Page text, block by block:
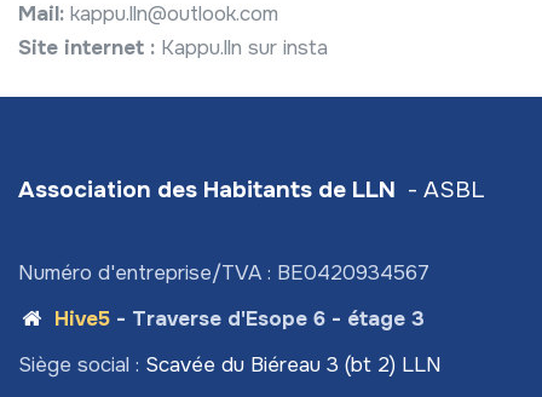
Mail: kappu.lln@outlook.com
Site internet : Kappu.lln sur insta
Association des Habitants de LLN - ASBL
Numéro d'entreprise/TVA : BE0420934567
Hive5- Traverse d'Esope 6 - étage 3
Siège social : Scavée du Biéreau 3 (bt 2) LLN